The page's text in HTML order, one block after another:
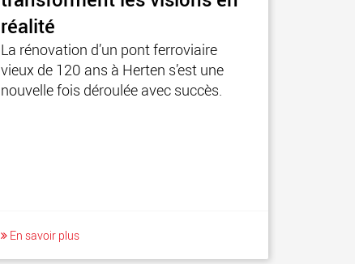
réalité
La rénovation d’un pont ferroviaire
vieux de 120 ans à Herten s’est une
nouvelle fois déroulée avec succès.
En savoir plus